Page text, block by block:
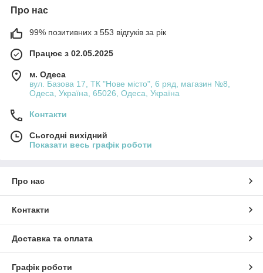
Про нас
99% позитивних з 553 відгуків за рік
Працює з 02.05.2025
м. Одеса
вул. Базова 17, ТК "Нове місто", 6 ряд, магазин №8,
Одеса, Україна, 65026, Одеса, Україна
Контакти
Сьогодні вихідний
Показати весь графік роботи
Про нас
Контакти
Доставка та оплата
Графік роботи